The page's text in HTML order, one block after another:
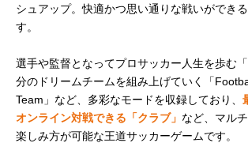
シュアップ。快適かつ思い通りな戦いができ
す。
選手や監督となってプロサッカー人生を歩む
分のドリームチームを組み上げていく「
Team」など、多彩なモードを収録しており、
オンライン対戦できる「クラブ」 など、マル
楽しみ方が可能な王道サッカーゲームです。